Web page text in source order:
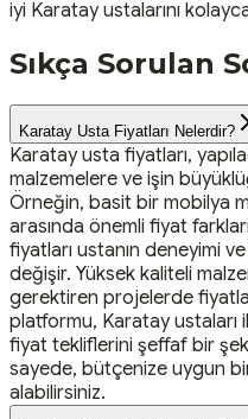
iyi Karatay ustalarını
Sıkça Sorulan
Karatay Usta Fiyatları Nelerdir?
Karatay usta fiyatları,
malzemelere ve işin
Örneğin, basit bir mobilya
arasında önemli fiyat
fiyatları ustanın deneyimi
değişir. Yüksek kaliteli
gerektiren projelerde
platformu, Karatay ustaları
fiyat tekliflerini şeffaf bir
sayede, bütçenize uygun
alabilirsiniz.